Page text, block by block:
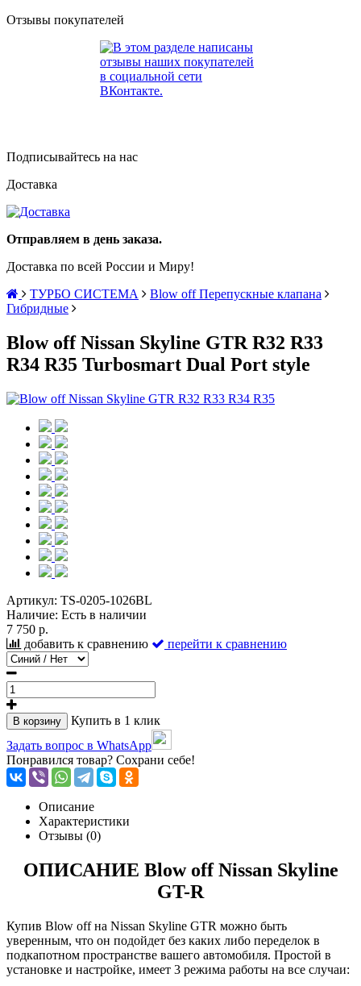
Отзывы покупателей
Подписывайтесь на нас
Доставка
Отправляем в день заказа.
Доставка по всей России и Миру!
ТУРБО СИСТЕМА
Blow off Перепускные клапана
Гибридные
Blow off Nissan Skyline GTR R32 R33
R34 R35 Turbosmart Dual Port style
Артикул: TS-0205-1026BL
Наличие: Есть в наличии
7 750 р.
добавить к сравнению
перейти к сравнению
В корзину
Купить в 1 клик
Задать вопрос в WhatsApp
Понравился товар? Сохрани себе!
Описание
Характеристики
Отзывы (0)
ОПИСАНИЕ Blow offNissan Skyline
GT-R
Купив Blow off на Nissan Skyline GTR можно быть
уверенным, что он подойдет без каких либо переделок в
подкапотном пространстве вашего автомобиля. Простой в
установке и настройке, имеет 3 режима работы на все случаи: